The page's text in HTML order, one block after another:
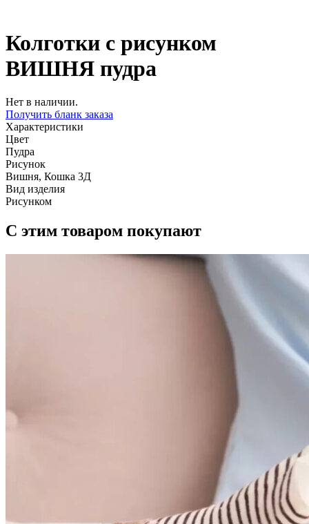
Колготки с рисунком
ВИШНЯ пудра
Нет в наличии.
Получить бланк заказа
Характеристики
Цвет
Пудра
Рисунок
Вишня, Кошка 3Д
Вид изделия
Рисунком
С этим товаром покупают